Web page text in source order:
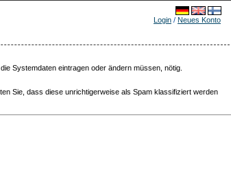
Login / Neues Konto
Systemdaten eintragen oder ändern müssen, nötig.
Sie, dass diese unrichtigerweise als Spam klassifiziert werden